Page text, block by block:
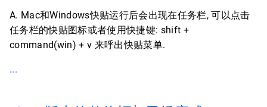
A. Mac和Windows快贴运行后会出现在任务栏, 可以点击
任务栏的快贴图标或者使用快捷键: shift +
command(win) + v 来呼出快贴菜单.
...